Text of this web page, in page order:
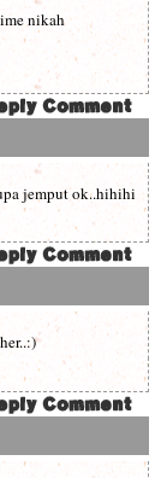
nikah
jemput ok..hihihi